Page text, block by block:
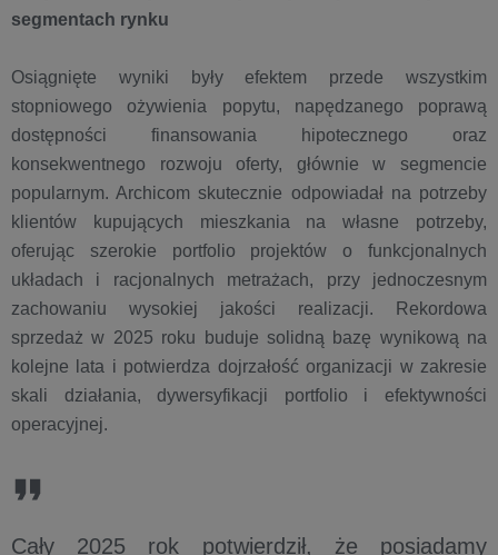
segmentach rynku
Osiągnięte wyniki były efektem przede wszystkim
stopniowego ożywienia popytu, napędzanego poprawą
dostępności finansowania hipotecznego oraz
konsekwentnego rozwoju oferty, głównie w segmencie
popularnym. Archicom skutecznie odpowiadał na potrzeby
klientów kupujących mieszkania na własne potrzeby,
oferując szerokie portfolio projektów o funkcjonalnych
układach i racjonalnych metrażach, przy jednoczesnym
zachowaniu wysokiej jakości realizacji. Rekordowa
sprzedaż w 2025 roku buduje solidną bazę wynikową na
kolejne lata i potwierdza dojrzałość organizacji w zakresie
skali działania, dywersyfikacji portfolio i efektywności
operacyjnej.
Cały 2025 rok potwierdził, że posiadamy